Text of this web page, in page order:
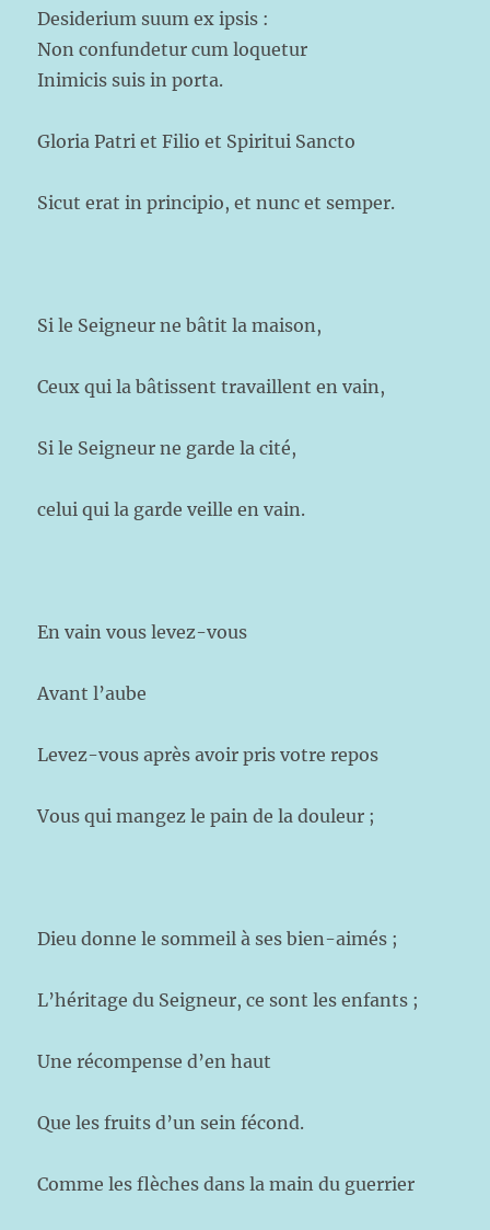
Desiderium suum ex ipsis :
Non confundetur cum loquetur
Inimicis suis in porta.
Gloria Patri et Filio et Spiritui Sancto
Sicut erat in principio, et nunc et semper.
Si le Seigneur ne bâtit la maison,
Ceux qui la bâtissent travaillent en vain,
Si le Seigneur ne garde la cité,
celui qui la garde veille en vain.
En vain vous levez-vous
Avant l’aube
Levez-vous après avoir pris votre repos
Vous qui mangez le pain de la douleur ;
Dieu donne le sommeil à ses bien-aimés ;
L’héritage du Seigneur, ce sont les enfants ;
Une récompense d’en haut
Que les fruits d’un sein fécond.
Comme les flèches dans la main du guerrier